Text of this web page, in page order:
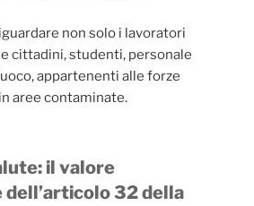
non solo i lavoratori
cittadini, studenti, personale
appartenenti alle forze
aree contaminate.
il valore
32 della